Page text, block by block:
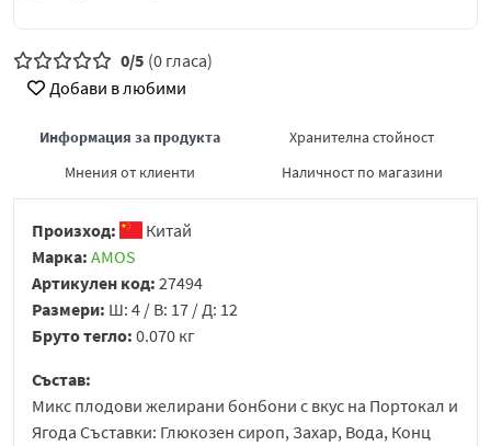
0/5 (0 гласа)
Добави в любими
Информация за продукта
Хранителна стойност
Мнения от клиенти
Наличност по магазини
Произход:
Китай
Марка: AMOS
Артикулен код: 27494
Размери: Ш: 4 / В: 17 / Д: 12
Бруто тегло: 0.070 кг
Състав:
Микс плодови желирани бонбони с вкус на Портокал и
Ягода Съставки: Глюкозен сироп, Захар, Вода, Конц